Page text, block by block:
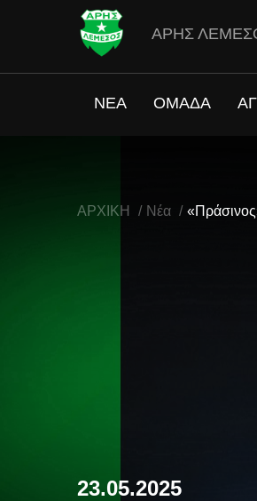
ΑΡΗΣ
ΝΕΑ ΟΜΑΔΑ
ΑΡΧΙΚΗ Νέα
23.05.2025